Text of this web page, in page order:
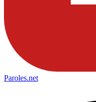
Paroles.net